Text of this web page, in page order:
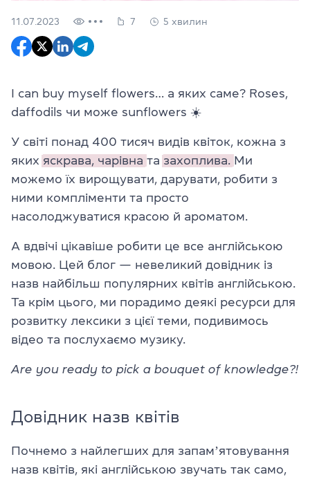
11.07.2023 7 5 хвилин
I can buy myself flowers… а яких саме? Roses,
daffodils чи може sunflowers ☀️
У світі понад 400 тисяч видів квіток, кожна з
яких яскрава, чарівна та захоплива.
Ми
можемо їх вирощувати, дарувати, робити з
ними компліменти та просто
насолоджуватися красою й ароматом.
А вдвічі цікавіше робити це все англійською
мовою. Цей блог — невеликий довідник із
назв найбільш популярних квітів англійською.
Та крім цього, ми порадимо деякі ресурси для
розвитку лексики з цієї теми, подивимось
відео та послухаємо музику.
Are you ready to pick a bouquet of knowledge?!
Довідник назв квітів
Почнемо з найлегших для запамʼятовування
назв квітів, які англійською звучать так само,